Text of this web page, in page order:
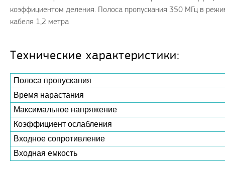
коэффициентом деления. Полоса пропускания 350 МГц в
кабеля 1,2 метра
Технические характеристики:
Полоса пропускания
Время нарастания
Максимальное напряжение
Коэффициент ослабления
Входное сопротивление
Входная емкость